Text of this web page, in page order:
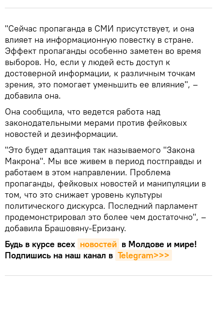
"Сейчас пропаганда в СМИ присутствует, и она
влияет на информационную повестку в стране.
Эффект пропаганды особенно заметен во время
выборов. Но, если у людей есть доступ к
достоверной информации, к различным точкам
зрения, это помогает уменьшить ее влияние", –
добавила она.
Она сообщила, что ведется работа над
законодательными мерами против фейковых
новостей и дезинформации.
"Это будет адаптация так называемого "Закона
Макрона". Мы все живем в период постправды и
работаем в этом направлении. Проблема
пропаганды, фейковых новостей и манипуляции в
том, что это снижает уровень культуры
политического дискурса. Последний парламент
продемонстрировал это более чем достаточно", –
добавила Брашовяну-Еризану.
Будь в курсе всех новостей в Молдове и мире!
Подпишись на наш канал в Telegram>>>